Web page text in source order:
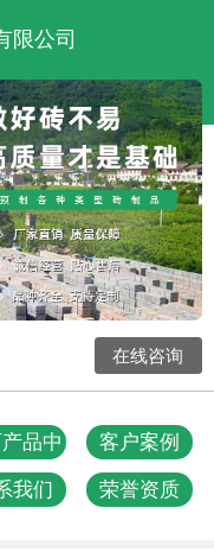
限公司
在线咨询
品中
心
客户案例
我们 荣誉资质